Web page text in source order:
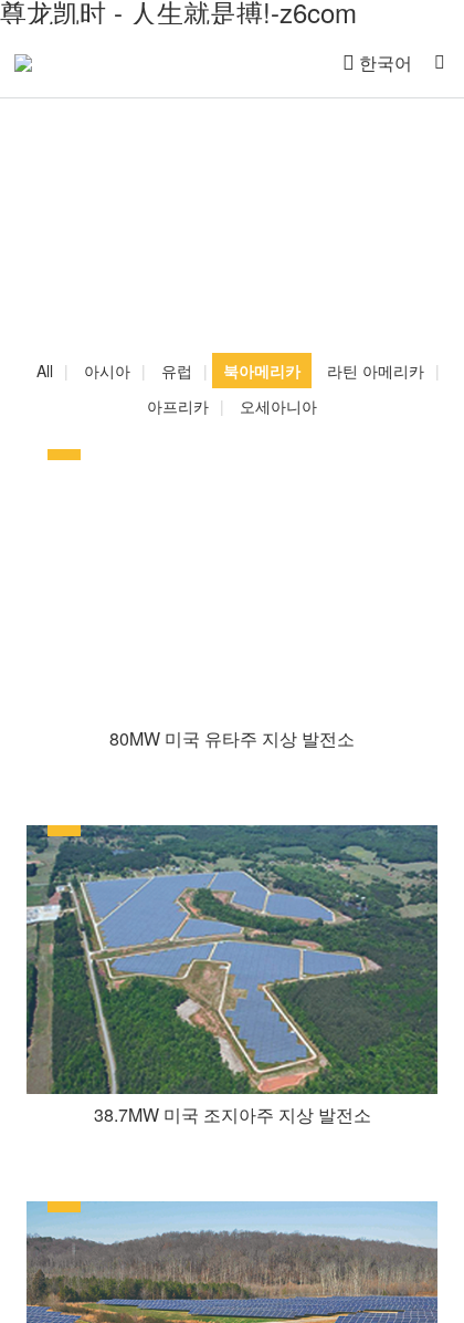
尊龙凯时 - 人生就是搏!-z6com
한국어
All | 아시아 | 유럽 | 북아메리카 라틴 아메리카 |
아프리카 | 오세아니아
80MW 미국 유타주 지상 발전소
38.7MW 미국 조지아주 지상 발전소